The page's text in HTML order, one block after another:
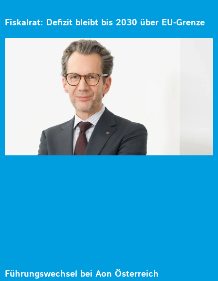
Fiskalrat: Defizit bleibt bis 2030 über EU-Grenze
Führungswechsel bei Aon Österreich